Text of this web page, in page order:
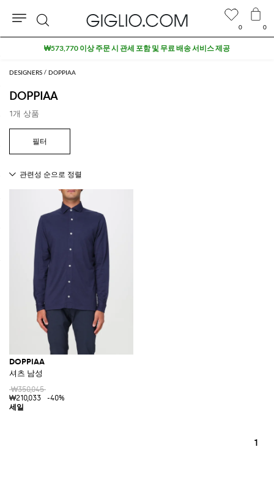
DESIGNERS DOPPIAA
DOPPIAA
1개 상품
DOPPIAA
셔츠 남성
₩350,045
₩210,033
-40%
1
0 0
검
색
₩573,770 이상 주문 시 관세 포함 및 무료 배송 서비스 제공